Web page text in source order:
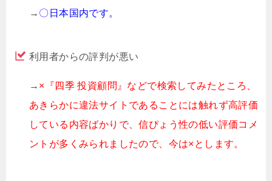
→ 〇日本国内です。
利用者からの評判が悪い
→ ×『四季 投資顧問』などで検索してみたところ、
あきらかに違法サイトであることには触れず高評価
している内容ばかりで、信ぴょう性の低い評価コメ
ントが多くみられましたので、今は×とします。